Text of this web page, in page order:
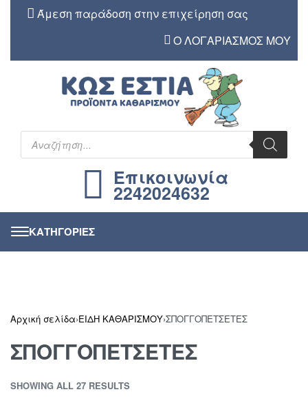
Άμεση παράδοση στην επιχείρηση σας
Ο ΛΟΓΑΡΙΑΣΜΟΣ ΜΟΥ
Επικοινωνία
2242024632
Αρχική σελίδα›ΕΙΔΗ ΚΑΘΑΡΙΣΜΟΥ›ΣΠΟΓΓΟΠΕΤΣΕΤΕΣ
ΣΠΟΓΓΟΠΕΤΣΕΤΕΣ
SHOWING ALL 27 RESULTS